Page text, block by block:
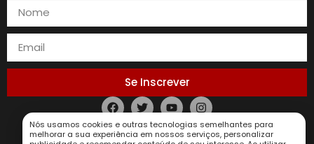
Se Inscrever
Política de Privacidade
Nós usamos cookies e outras tecnologias semelhantes para
melhorar a sua experiência em nossos serviços, personalizar